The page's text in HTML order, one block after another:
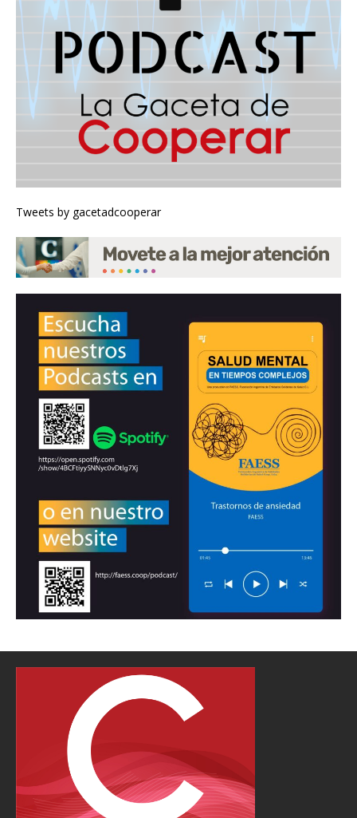
Tweets by gacetadcooperar